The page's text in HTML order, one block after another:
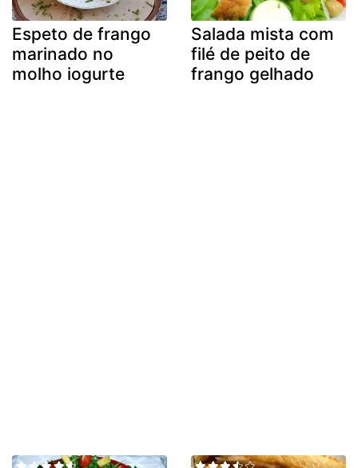
Espeto de frango
marinado no
molho iogurte
Salada mista com
filé de peito de
frango gelhado